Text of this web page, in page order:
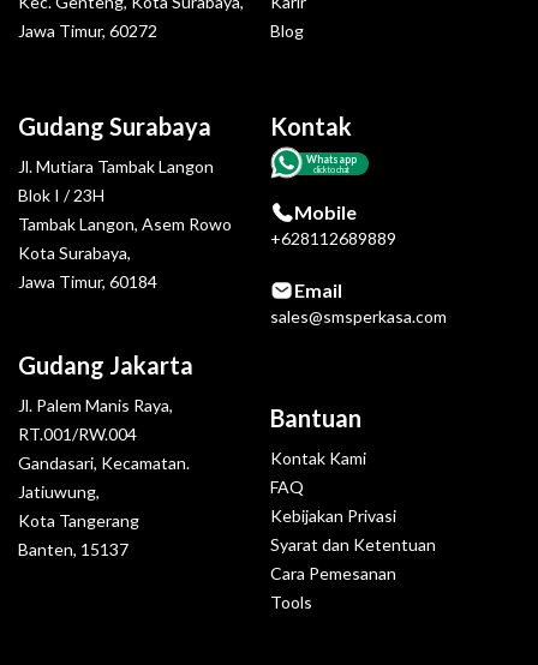
Gudang Surabaya
Jl. Mutiara Tambak Langon
Blok I / 23H
Tambak Langon, Asem Rowo
Kota Surabaya,
Jawa Timur, 60184
Gudang Jakarta
Jl. Palem Manis Raya,
RT.001/RW.004
Gandasari, Kecamatan.
Jatiuwung,
Kota Tangerang
Banten, 15137
Jawa Timur, 60272
Kontak
Whatsapp
click to chat
Mobile
+628112689889
Email
sales@smsperkasa.com
Blog
Bantuan
Kontak Kami
FAQ
Kebijakan Privasi
Syarat dan Ketentuan
Cara Pemesanan
Tools